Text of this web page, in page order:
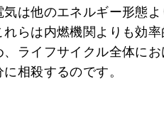
は他のエネルギー形態よ
らは内燃機関よりも効率
ライフサイクル全体にお
相殺するのです。